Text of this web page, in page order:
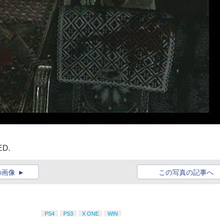
この写真の記事へ
像
PS4 PS3 X ONE WIN